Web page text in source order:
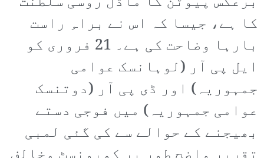
کا ہے، جیسا کہ اس نے براہِ راست
بارہا وضاحت کی ہے۔ 21 فروری کو
ایل پی آر (لوہانسک عوامی
جمہوریہ) اور ڈی پی آر (دوتنسک
عوامی جمہوریہ) میں فوجی دستے
بھیجنے کے حوالے سے کی گئی لمبی